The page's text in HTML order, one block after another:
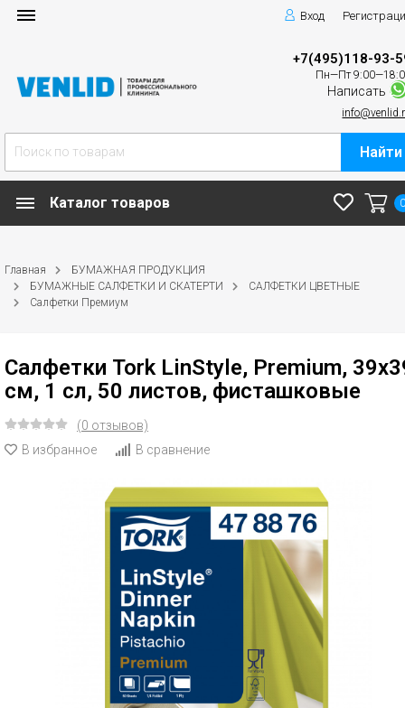
Вход
+7(495)118-93-
Пн—Пт
Написать
Найти
Каталог товаров
Главная
БУМАЖНАЯ ПРОДУКЦИЯ
БУМАЖНЫЕ САЛФЕТКИ И СКАТЕРТИ
САЛФЕТКИ ЦВЕТНЫЕ
Салфетки Премиум
Салфетки Tork LinStyle, Premium,
см, 1 сл, 50 листов, фисташковые
(0 отзывов)
В избранное
В сравнение